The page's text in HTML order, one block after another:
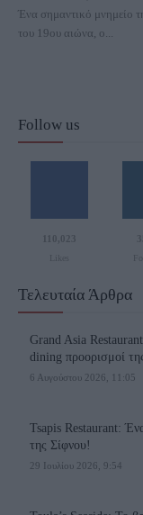
Ένα σημαντικό μνημείο
του 19ου αιώνα, ο...
Follow us
110,023
Τελευταία Άρθρα
Grand Asia
dining προορισμοί
6 Αυγούστου 2026, 11:05
Tsapis Restaurant:
της Σίφνου!
29 Ιουλίου 2026, 9:54